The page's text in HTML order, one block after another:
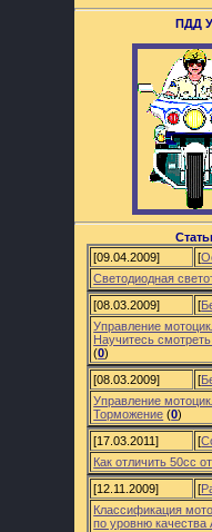
ПДД У
[09.04.2009]
[
Светодиодная
[08.03.2009]
[
Управление
Научитесь
(0)
[08.03.2009]
[
Управление
Торможение (0)
[17.03.2011]
[
Как отличить 50cc
[12.11.2009]
[
Классификация
по уровню качества